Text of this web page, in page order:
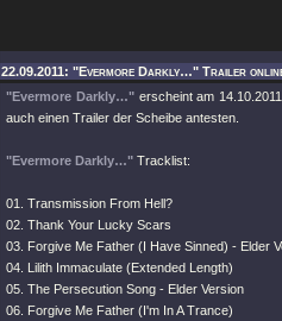
22.09.2011: "Evermore Darkly…" Trailer
"Evermore Darkly…"erscheint am
auch einen Trailer der Scheibe antesten.
"Evermore Darkly…" Tracklist:
01. Transmission From Hell?
02. Thank Your Lucky Scars
03. Forgive Me Father (I Have Sinned) - Elder
04. Lilith Immaculate (Extended Length)
05. The Persecution Song - Elder Version
06. Forgive Me Father (I'm In A Trance)